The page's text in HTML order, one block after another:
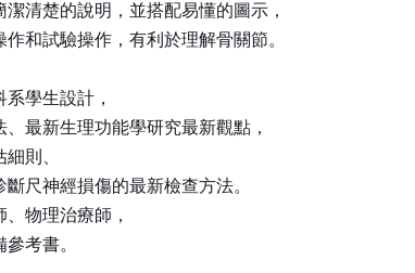
清楚的說明，並搭配易懂的圖示，
和試驗操作，有利於理解骨關節。
學生設計，
最新生理功能學研究最新觀點，
則、
尺神經損傷的最新檢查方法。
物理治療師，
考書。